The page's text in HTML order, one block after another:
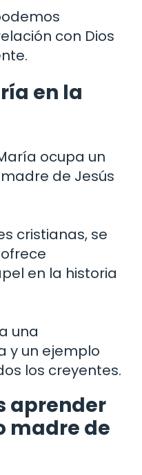
con Dios
en la
ocupa un
de Jesús
cristianas, se
en la historia
una
y un ejemplo
los creyentes.
aprender
madre de